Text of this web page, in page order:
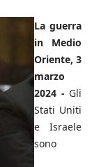
La guerra
in Medio
Oriente, 3
marzo
2024 - Gli
Stati Uniti
e Israele
sono